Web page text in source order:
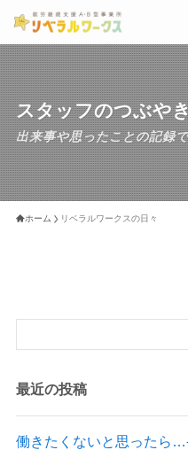
スタッフのつぶや
出来事や思ったことの記録
ホーム リベラルワークスの日々
最近の投稿
働きたくないと思ったら